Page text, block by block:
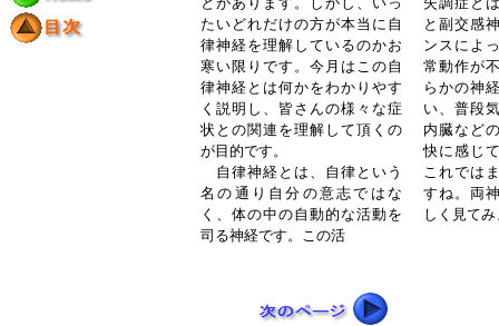
たいどれだけの方が本当に自
律神経を理解しているのかお
寒い限りです。今月はこの自
律神経とは何かをわかりやす
く説明し、皆さんの様々な症
状との関連を理解して頂くの
が目的です。
自律神経とは、自律という
名の通り自分の意志ではな
く、体の中の自動的な活動を
司る神経です。この活
と副交感
ンスによ
常動作が
らかの神
い、普段
内臓など
快に感じ
これでは
すね。両
しく見て